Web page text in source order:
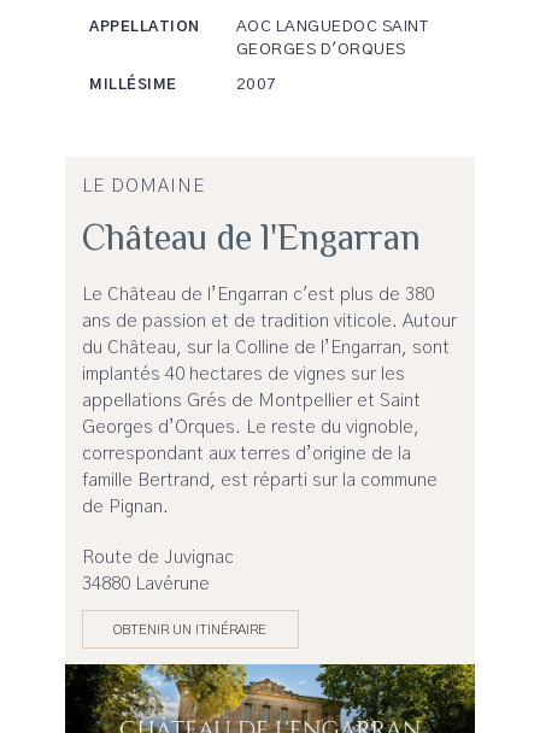
APPELLATION
AOC LANGUEDOC SAINT
GEORGES D'ORQUES
MILLÉSIME 2007
LE DOMAINE
Château de l'Engarran
Le Château de l’Engarran c'est plus de 380
ans de passion et de tradition viticole. Autour
du Château, sur la Colline de l’Engarran, sont
implantés 40 hectares de vignes sur les
appellations Grés de Montpellier et Saint
Georges d’Orques. Le reste du vignoble,
correspondant aux terres d’origine de la
famille Bertrand, est réparti sur la commune
de Pignan.
Route de Juvignac
34880 Lavérune
OBTENIR UN ITINÉRAIRE